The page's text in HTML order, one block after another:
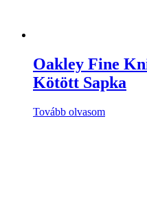
Oakley Fine
Kötött Sapka
Tovább olvasom